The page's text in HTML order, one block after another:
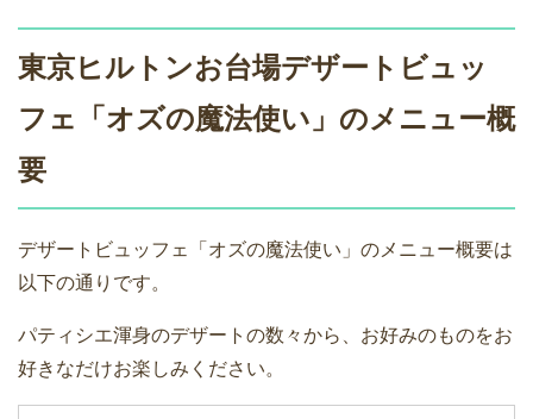
東京ヒルトンお台場デザートビュッ
フェ「オズの魔法使い」のメニュー概
要
デザートビュッフェ「オズの魔法使い」のメニュー概要は
以下の通りです。
パティシエ渾身のデザートの数々から、お好みのものをお
好きなだけお楽しみください。